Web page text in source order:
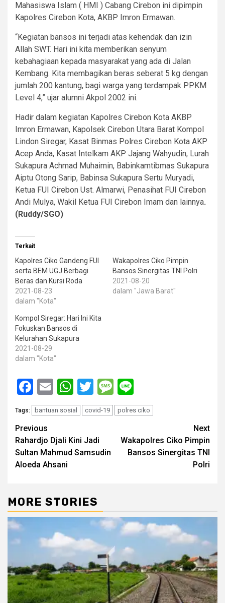
Mahasiswa Islam ( HMI ) Cabang Cirebon ini dipimpin
Kapolres Cirebon Kota, AKBP Imron Ermawan.
“Kegiatan bansos ini terjadi atas kehendak dan izin
Allah SWT. Hari ini kita memberikan senyum
kebahagiaan kepada masyarakat yang ada di Jalan
Kembang. Kita membagikan beras seberat 5 kg dengan
jumlah 200 kantung, bagi warga yang terdampak PPKM
Level 4,” ujar alumni Akpol 2002 ini.
Hadir dalam kegiatan Kapolres Cirebon Kota AKBP
Imron Ermawan, Kapolsek Cirebon Utara Barat Kompol
Lindon Siregar, Kasat Binmas Polres Cirebon Kota AKP
Acep Anda, Kasat Intelkam AKP Jajang Wahyudin, Lurah
Sukapura Achmad Muhaimin, Babinkamtibmas Sukapura
Aiptu Otong Sarip, Babinsa Sukapura Sertu Muryadi,
Ketua FUI Cirebon Ust. Almarwi, Penasihat FUI Cirebon
Andi Mulya, Wakil Ketua FUI Cirebon Imam dan lainnya.
(Ruddy/SGO)
Terkait
Kapolres Ciko Gandeng FUI
serta BEM UGJ Berbagi
Beras dan Kursi Roda
2021-08-23
dalam "Kota"
Wakapolres Ciko Pimpin
Bansos Sinergitas TNI Polri
2021-08-20
dalam "Jawa Barat"
Kompol Siregar: Hari Ini Kita
Fokuskan Bansos di
Kelurahan Sukapura
2021-08-29
dalam "Kota"
Facebook
EmailWhatsApp
TwitterMessage
Tags: bantuan sosial covid-19 polres ciko
Post
navigation
Previous
Rahardjo Djali Kini Jadi
Sultan Mahmud Samsudin
Aloeda Ahsani
Next
Wakapolres Ciko Pimpin
Bansos Sinergitas TNI
Polri
MORE STORIES